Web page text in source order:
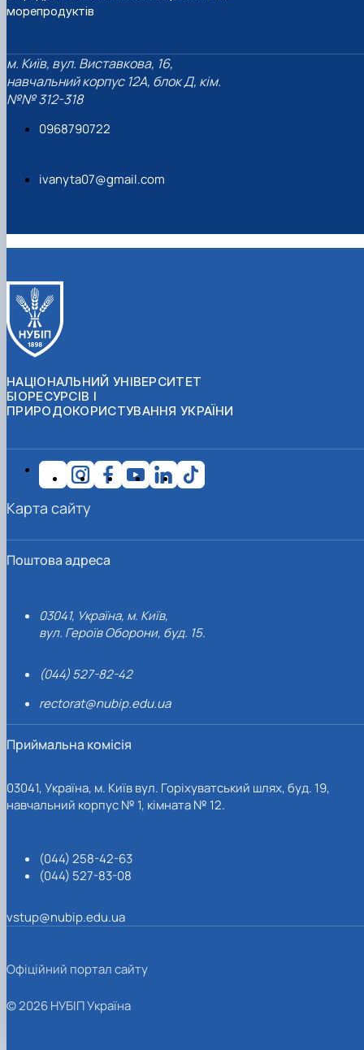
морепродуктів
м. Київ, вул. Виставкова, 16,
навчальний корпус 12А, блок Д, кім.
№№ 312-318
0968790722
ivanyta07@gmail.com
НАЦІОНАЛЬНИЙ УНІВЕРСИТЕТ
БІОРЕСУРСІВ І
ПРИРОДОКОРИСТУВАННЯ УКРАЇНИ
Поштова адреса
03041, Україна, м. Київ,
вул. Героїв Оборони, буд. 15.
(044) 527-82-42
rectorat@nubip.edu.ua
Приймальна комісія
03041, Україна, м. Київ вул. Горіхуватський шлях, буд. 19,
навчальний корпус № 1, кімната № 12.
(044) 258-42-63
(044) 527-83-08
vstup@nubip.edu.ua
Карта сайту
Офіційний портал сайту
© 2026 НУБІП Україна